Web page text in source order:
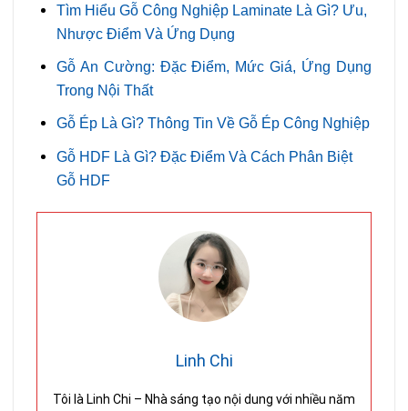
Tìm Hiểu Gỗ Công Nghiệp Laminate Là Gì? Ưu,
Nhược Điểm Và Ứng Dụng
Gỗ An Cường: Đặc Điểm, Mức Giá, Ứng Dụng
Trong Nội Thất
Gỗ Ép Là Gì? Thông Tin Về Gỗ Ép Công Nghiệp
Gỗ HDF Là Gì? Đặc Điểm Và Cách Phân Biệt
Gỗ HDF
Linh Chi
Tôi là Linh Chi – Nhà sáng tạo nội dung với nhiều năm